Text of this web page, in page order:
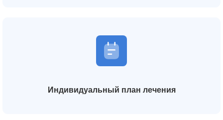
Индивидуальный план лечения